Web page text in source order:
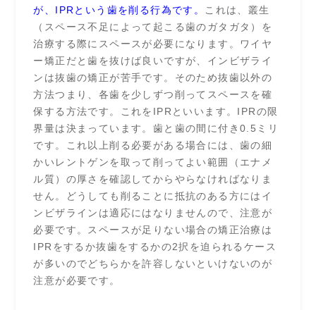
が、IPRという歯を削る行為です。
これは、叢生
（スペース不足によって起こる歯のガタガタ）を
治療する際にスペースが必要になります。ワイヤ
ー矯正だと歯を抜けば良いですが、インビザライ
ンは抜歯の矯正が苦手です。そのため抜歯以外の
方法つまり、各歯を少しずつ削ってスペースを確
保する方法です。これをIPRといいます。IPRの限
界量は決まっています。歯と歯の間に付き0.5ミリ
です。これ以上削る必要がある場合には、歯の細
かいレントゲンを取って削ってよい範囲（エナメ
ル質）の厚さを確認してからやらなければなりま
せん。どうしても削ることに抵抗のある方にはイ
ンビザラインは適応にはなりませんので、注意が
必要です。スペースが足りない場合の矯正治療は
IPRをするか抜歯をするかの2択を迫られるケース
が多いのでどちらかを許容しないといけないのが
注意が必要です。